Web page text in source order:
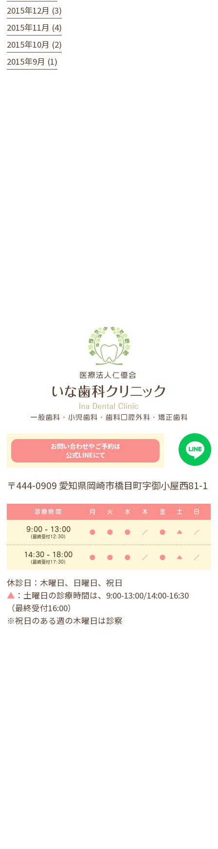
2015年12月 (3)
2015年11月 (4)
2015年10月 (2)
2015年9月 (1)
お問い合わせやご予約は
公式LINEにて
〒444-0909 愛知県岡崎市橋目町字御小屋西81-1
診療時間 月 火 水 木 金 土 日
9:00- 13:00
(最終受付12:30)
● ● ● ／ ● ▲ ／
14:30 - 18:00
(最終受付17:30)
● ● ● ／ ● ▲ ／
休診日：木曜日、日曜日、祝日
▲ ：土曜日の診療時間は、9:00-13:00/14:00-16:30
（最終受付16:00）
※祝日のある週の木曜日は診察